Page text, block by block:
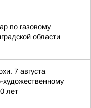
по газовому
области
7 августа
художественному
лет